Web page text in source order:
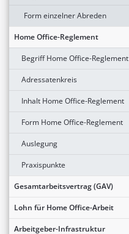
Form einzelner Abreden
Home Office-Reglement
Begriff Home Office-Reglement
Adressatenkreis
Inhalt Home Office-Reglement
Form Home Office-Reglement
Auslegung
Praxispunkte
Gesamtarbeitsvertrag (GAV)
Lohn für Home Office-Arbeit
Arbeitgeber-Infrastruktur